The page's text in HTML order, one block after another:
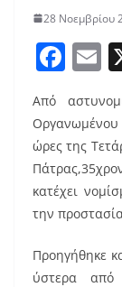
28 Νοεμβρίου
F
c
e
b
o
o
k
E
l
Από
ώρες της
κατέχει
την
Προηγήθηκε
ύστερα από